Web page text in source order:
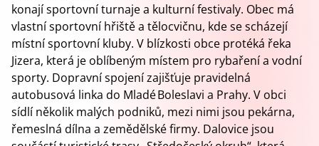
konají sportovní turnaje a kulturní festivaly. Obec má
vlastní sportovní hřiště a tělocvičnu, kde se scházejí
místní sportovní kluby. V blízkosti obce protéká řeka
Jizera, která je oblíbeným místem pro rybaření a vodní
sporty. Dopravní spojení zajišťuje pravidelná
autobusová linka do Mladé Boleslavi a Prahy. V obci
sídlí několik malých podniků, mezi nimi jsou pekárna,
řemeslná dílna a zemědělské firmy. Dalovice jsou